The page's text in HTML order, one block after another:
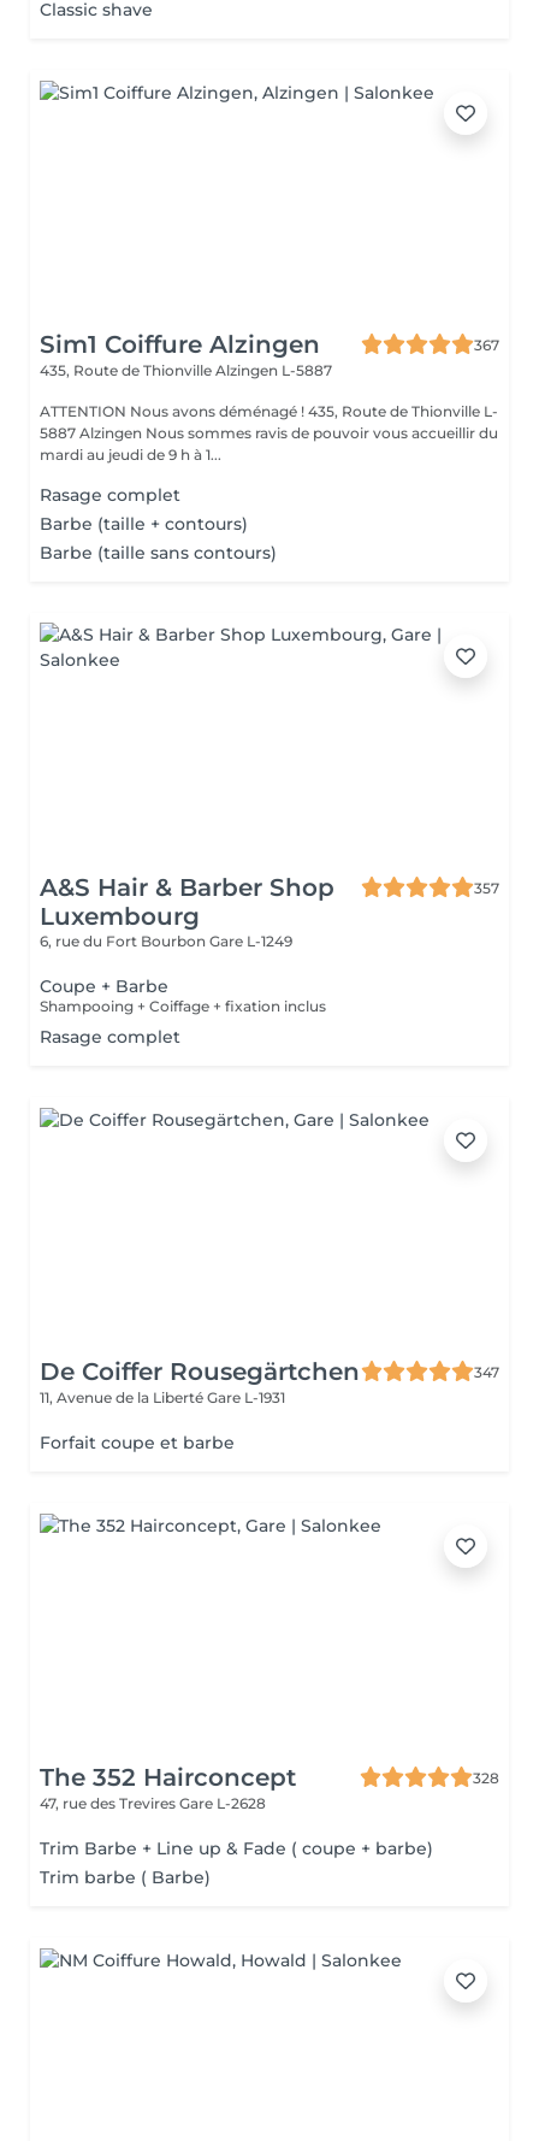
Classic shave
Sim1 Coiffure Alzingen
367
435, Route de Thionville Alzingen L-5887
ATTENTION Nous avons déménagé ! 435, Route de Thionville L-
5887 Alzingen Nous sommes ravis de pouvoir vous accueillir du
mardi au jeudi de 9 h à 1...
Rasage complet
Barbe (taille + contours)
Barbe (taille sans contours)
A&S Hair & Barber Shop
Luxembourg
357
6, rue du Fort Bourbon Gare L-1249
Coupe + Barbe
Shampooing + Coiffage + fixation inclus
Rasage complet
De Coiffer Rousegärtchen
347
11, Avenue de la Liberté Gare L-1931
Forfait coupe et barbe
The 352 Hairconcept
328
47, rue des Trevires Gare L-2628
Trim Barbe + Line up & Fade ( coupe + barbe)
Trim barbe ( Barbe)